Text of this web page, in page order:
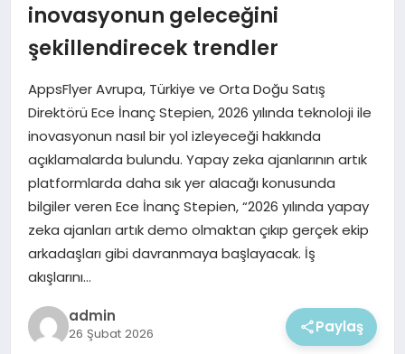
TEKNOLOJI
EKONOMI
MAGAZIN
inovasyonun geleceğini
şekillendirecek trendler
AppsFlyer Avrupa, Türkiye ve Orta Doğu Satış
Direktörü Ece İnanç Stepien, 2026 yılında teknoloji ile
inovasyonun nasıl bir yol izleyeceği hakkında
açıklamalarda bulundu. Yapay zeka ajanlarının artık
platformlarda daha sık yer alacağı konusunda
bilgiler veren Ece İnanç Stepien, “2026 yılında yapay
zeka ajanları artık demo olmaktan çıkıp gerçek ekip
arkadaşları gibi davranmaya başlayacak. İş
akışlarını…
admin
26 Şubat 2026 Paylaş